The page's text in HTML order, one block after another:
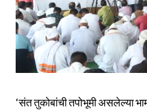
‘संत तुकोबांची तपोभूमी असलेल्या